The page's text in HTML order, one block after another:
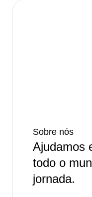
Sobre nós
Ajudamos
todo o
jornada.